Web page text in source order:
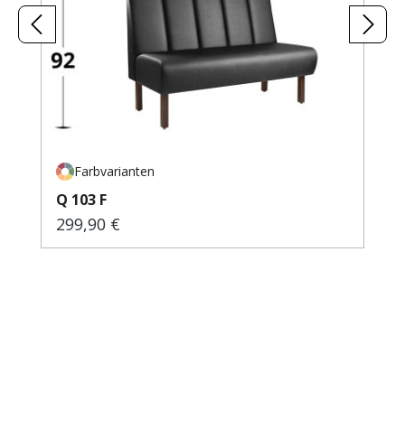
Farbvarianten
Q 103 F
Regulärer Preis:
299,90 €